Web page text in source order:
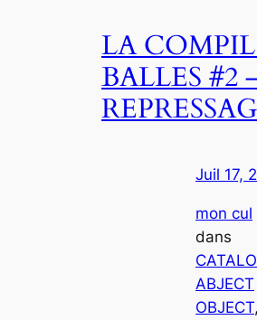
LA
BALLES #2
Juil 17,
mon cul
dans
ABJECT
OBJECT,